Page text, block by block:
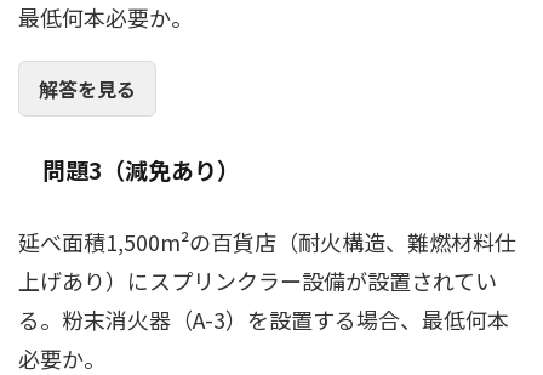
最低何本必要か。
解答を見る
問題3（減免あり）
延べ面積1,500m²の百貨店（耐火構造、難燃材料仕
上げあり）にスプリンクラー設備が設置されてい
る。粉末消火器（A-3）を設置する場合、最低何本
必要か。